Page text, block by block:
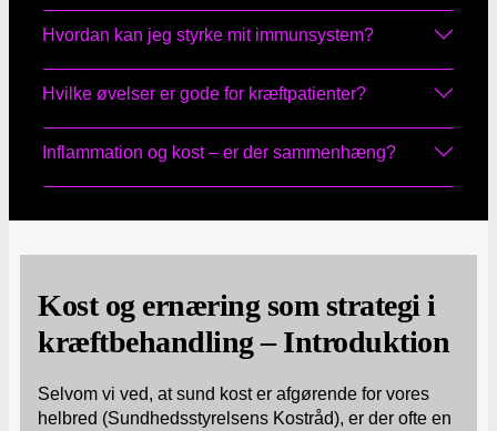
Hvordan kan jeg styrke mit immunsystem?
Hvilke øvelser er gode for kræftpatienter?
Inflammation og kost – er der sammenhæng?
Kost og ernæring som strategi i
kræftbehandling – Introduktion
Selvom vi ved, at sund kost er afgørende for vores
helbred (Sundhedsstyrelsens Kostråd), er der ofte en